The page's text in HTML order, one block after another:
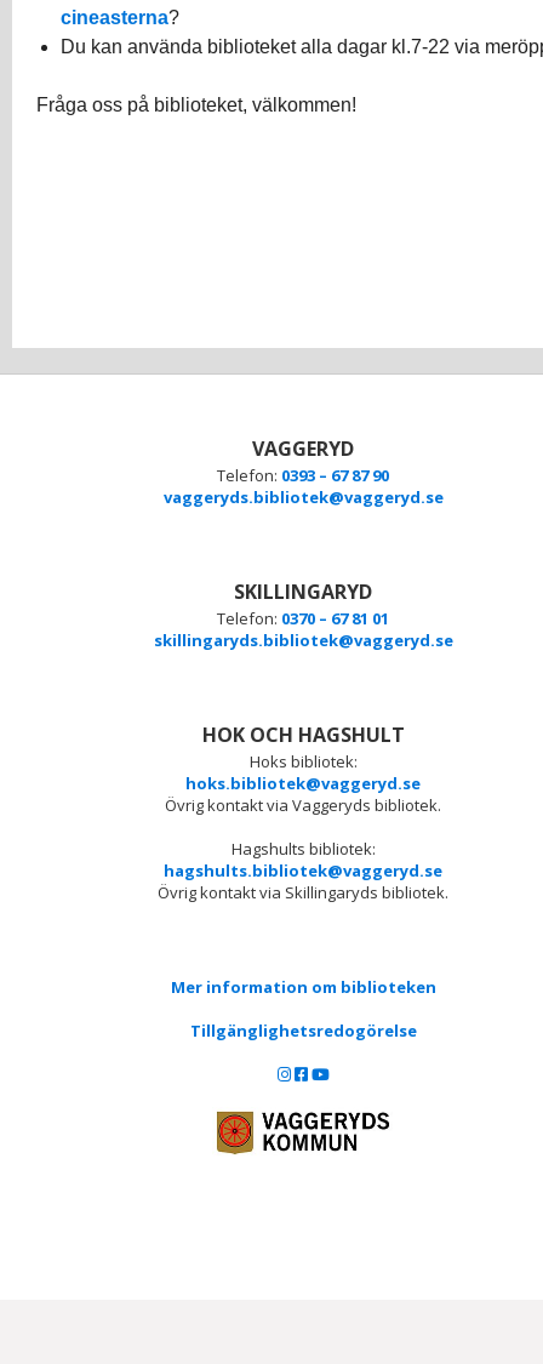
cineasterna?
Du kan använda biblioteket alla dagar kl.7-22 via
Fråga oss på biblioteket, välkommen!
VAGGERYD
Telefon: 0393 – 67 87 90
vaggeryds.bibliotek@vaggeryd.se
SKILLINGARYD
Telefon: 0370 – 67 81 01
skillingaryds.bibliotek@vaggeryd.se
HOK OCH HAGSHULT
Hoks bibliotek:
hoks.bibliotek@vaggeryd.se
Övrig kontakt via Vaggeryds bibliotek.
Hagshults bibliotek:
hagshults.bibliotek@vaggeryd.se
Övrig kontakt via Skillingaryds bibliotek.
Mer information om biblioteken
Tillgänglighetsredogörelse